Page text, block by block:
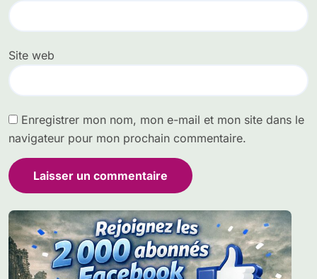
Site web
Enregistrer mon nom, mon e-mail et mon site dans le
navigateur pour mon prochain commentaire.